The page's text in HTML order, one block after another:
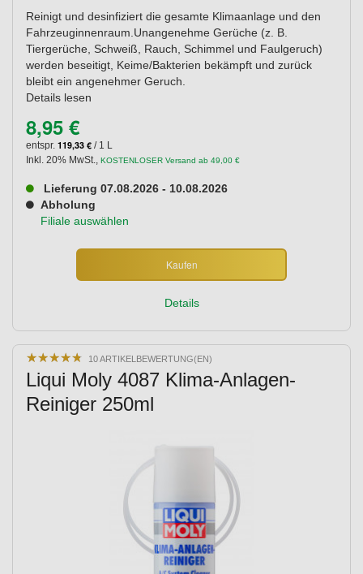
Reinigt und desinfiziert die gesamte Klimaanlage und den
Fahrzeuginnenraum.Unangenehme Gerüche (z. B.
Tiergerüche, Schweiß, Rauch, Schimmel und Faulgeruch)
werden beseitigt, Keime/Bakterien bekämpft und zurück
bleibt ein angenehmer Geruch.
Details lesen
8,95 €
entspr. 119,33 € / 1 L
Inkl. 20% MwSt.
KOSTENLOSER Versand ab 49,00 €
Lieferung 07.08.2026 - 10.08.2026
Abholung
Filiale auswählen
Kaufen
Details
★★★★★
★★★★★ 10 ARTIKELBEWERTUNG(EN)
Liqui Moly 4087 Klima-Anlagen-
Reiniger 250ml